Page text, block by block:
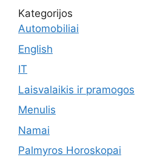
Kategorijos
Automobiliai
English
IT
Laisvalaikis ir pramogos
Menulis
Namai
Palmyros Horoskopai